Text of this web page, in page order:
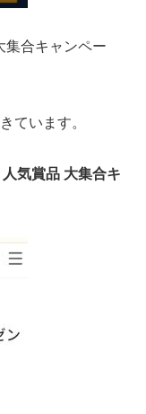
集合キャンペー
ています。
気賞品 大集合キ